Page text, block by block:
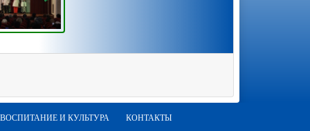
ВОСПИТАНИЕ И КУЛЬТУРА КОНТАКТЫ